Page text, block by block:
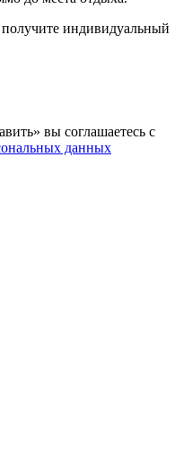
индивидуальный
вы соглашаетесь с
данных